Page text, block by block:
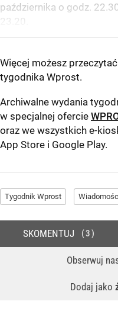
października o godz.
23.20.
Więcej możesz
tygodnika Wprost.
Archiwalne wydania
w specjalnej ofercie
oraz we wszystkich e-
App Store i Google Play.
Tygodnik Wprost
Obserwuj
Dodaj jako
SKOMENTUJ 3